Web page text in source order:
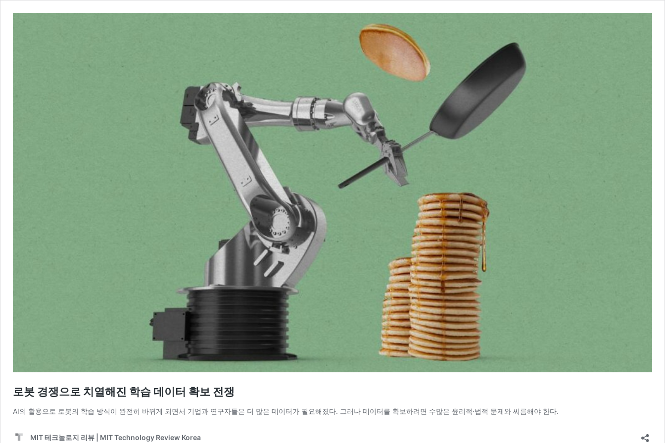
로봇 경쟁으로 치열해진 학습 데이터 확보 전쟁
AI의 활용으로 로봇의 학습 방식이 완전히 바뀌게 되면서 기업과 연구자들은 더 많은 데이터가 필요해졌다. 그러나 데이터를 확보하려면 수많은 윤리적·법적 문제와 씨름해야 한다.
MIT 테크놀로지 리뷰 | MIT Technology Review Korea